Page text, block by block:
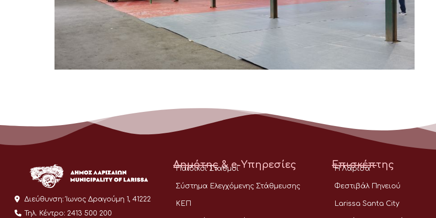
Διεύθυνση: Ίωνος Δραγούμη 1, 41222
Τηλ. Κέντρο: 2413 500 200
Δημότης & e-Υπηρεσίες
Παιδικοί Σταθμοί
Σύστημα Ελεγχόμενης Στάθμευσης
ΚΕΠ
Επισκέπτης
Η Λάρισα
Φεστιβάλ Πηνειού
Larissa Santa City